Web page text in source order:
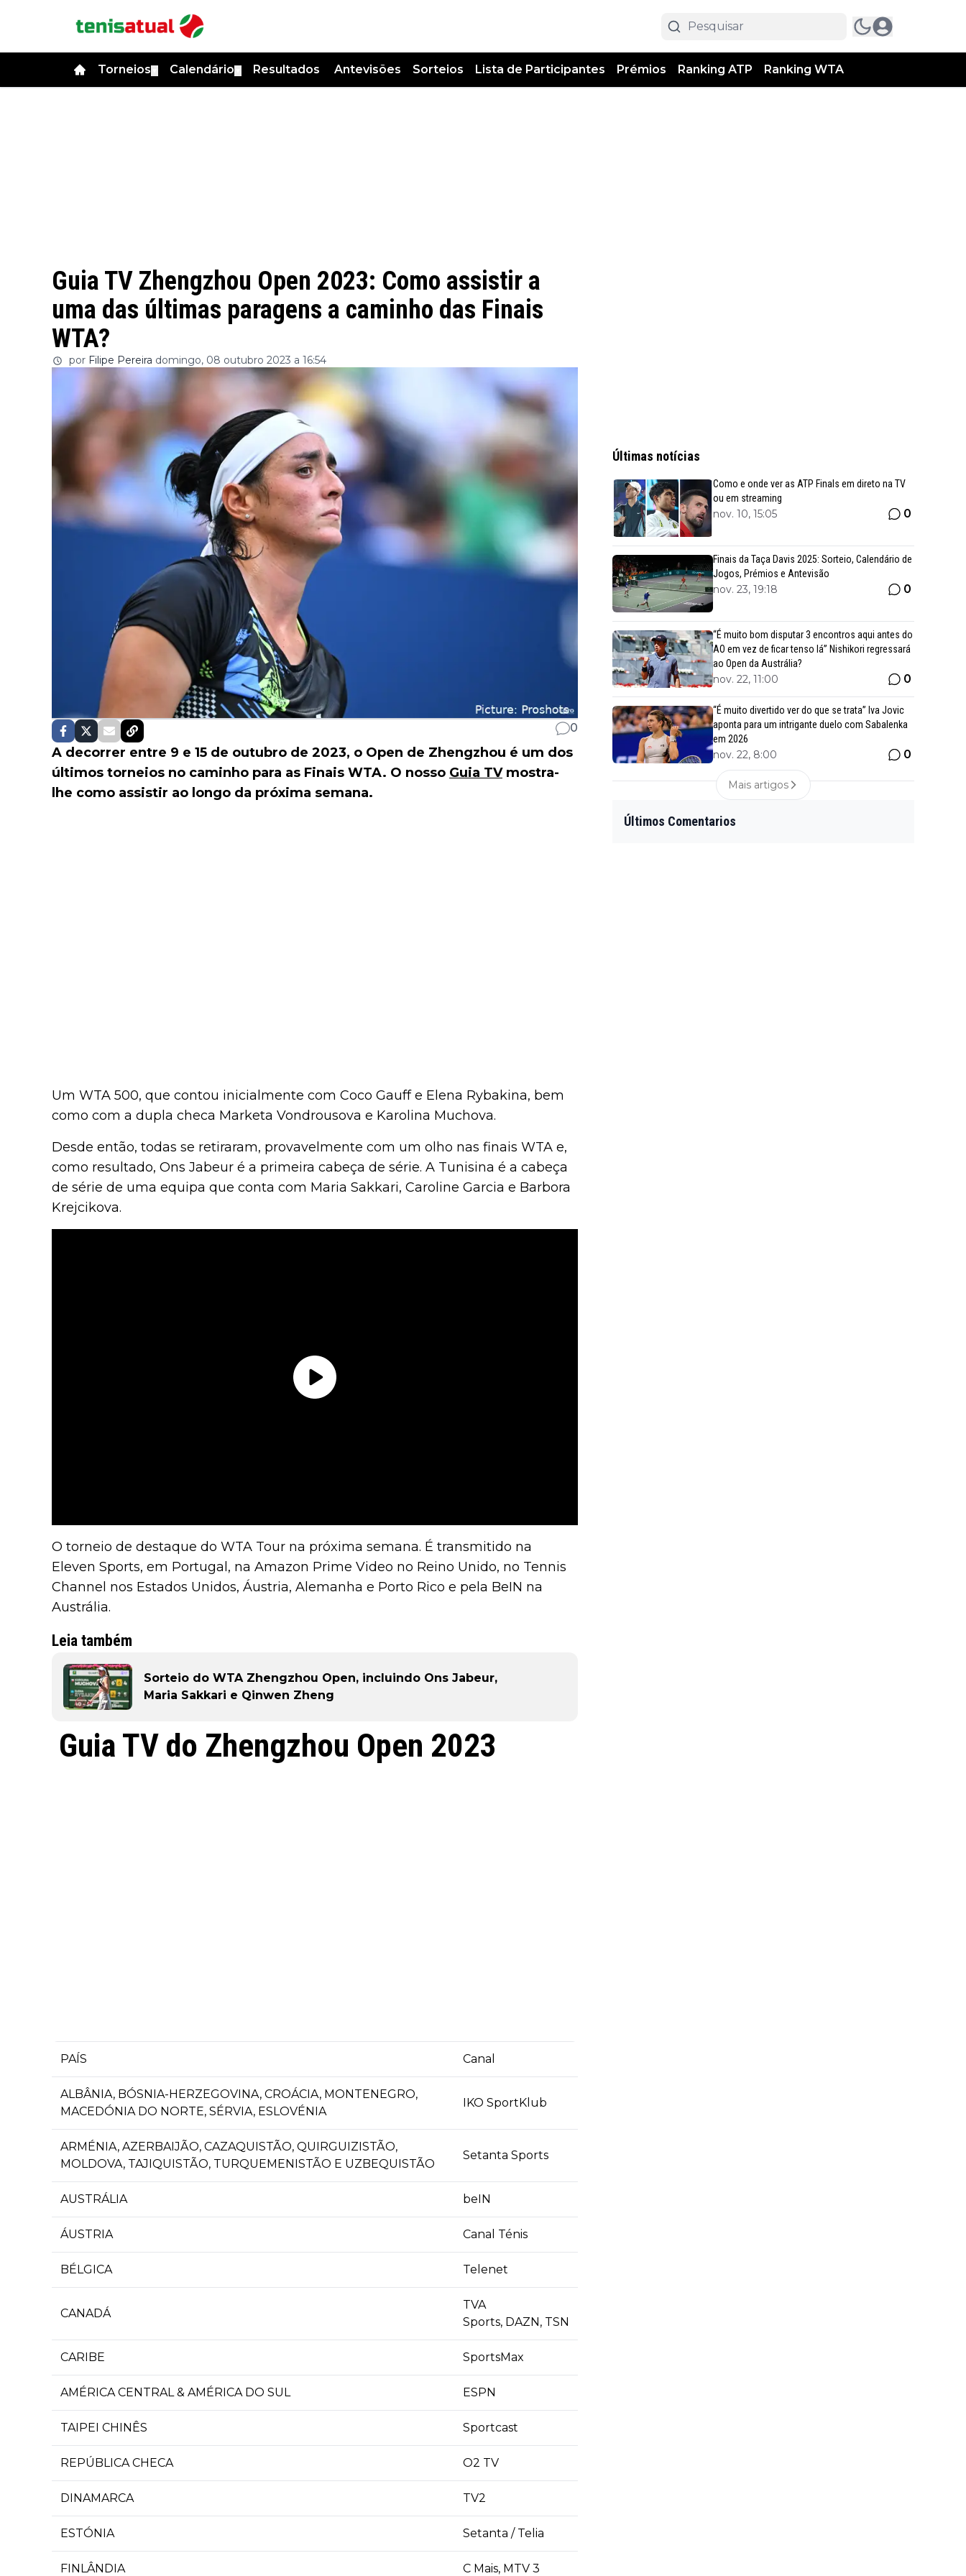
Torneios Calendário Resultados Antevisões Sorteios Lista de Participantes Prémios Ranking ATP Ranking WTA
Guia TV Zhengzhou Open 2023: Como assistir a
uma das últimas paragens a caminho das Finais
WTA?
por Filipe Pereira domingo, 08 outubro 2023 a 16:54
0
A decorrer entre 9 e 15 de outubro de 2023, o Open de Zhengzhou é um dos
últimos torneios no caminho para as Finais WTA. O nosso Guia TVmostra-
lhe como assistir ao longo da próxima semana.
Um WTA 500, que contou inicialmente com Coco Gauff e Elena Rybakina, bem
como com a dupla checa Marketa Vondrousova e Karolina Muchova.
Desde então, todas se retiraram, provavelmente com um olho nas finais WTA e,
como resultado, Ons Jabeur é a primeira cabeça de série. A Tunisina é a cabeça
de série de uma equipa que conta com Maria Sakkari, Caroline Garcia e Barbora
Krejcikova.
O torneio de destaque do WTA Tour na próxima semana. É transmitido na
Eleven Sports, em Portugal, na Amazon Prime Video no Reino Unido, no Tennis
Channel nos Estados Unidos, Áustria, Alemanha e Porto Rico e pela BeIN na
Austrália.
Leia também
Sorteio do WTA Zhengzhou Open, incluindo Ons Jabeur,
Maria Sakkari e Qinwen Zheng
Guia TV do Zhengzhou Open 2023
PAÍS Canal
ALBÂNIA, BÓSNIA-HERZEGOVINA, CROÁCIA, MONTENEGRO,
MACEDÓNIA DO NORTE, SÉRVIA, ESLOVÉNIA
IKO SportKlub
ARMÉNIA, AZERBAIJÃO, CAZAQUISTÃO, QUIRGUIZISTÃO,
MOLDOVA, TAJIQUISTÃO, TURQUEMENISTÃO E UZBEQUISTÃO
Setanta Sports
AUSTRÁLIA beIN
ÁUSTRIA Canal Ténis
BÉLGICA Telenet
CANADÁ
TVA
Sports, DAZN, TSN
CARIBE SportsMax
AMÉRICA CENTRAL & AMÉRICA DO SUL ESPN
TAIPEI CHINÊS Sportcast
REPÚBLICA CHECA O2 TV
DINAMARCA TV2
ESTÓNIA Setanta / Telia
FINLÂNDIA C Mais, MTV 3
Últimas notícias
Como e onde ver as ATP Finals em direto na TV
ou em streaming
nov. 10, 15:05 0
Finais da Taça Davis 2025: Sorteio, Calendário de
Jogos, Prémios e Antevisão
nov. 23, 19:18 0
“É muito bom disputar 3 encontros aqui antes do
AO em vez de ficar tenso lá” Nishikori regressará
ao Open da Austrália?
nov. 22, 11:00 0
“É muito divertido ver do que se trata” Iva Jovic
aponta para um intrigante duelo com Sabalenka
em 2026
nov. 22, 8:00 0
Mais artigos
Últimos Comentarios